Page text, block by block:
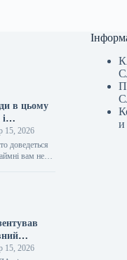
в цьому
15, 2026
доведеться
вам не
15, 2026
и